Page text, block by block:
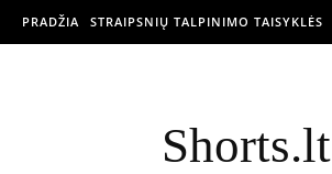
PRADŽIA STRAIPSNIŲ TALPINIMO TAISYKLĖS
Shorts.lt